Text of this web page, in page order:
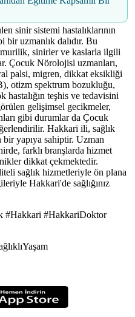
sinir sistemi hastalıklarının
bir uzmanlık dalıdır. Bu
sinirler ve kaslarla ilgili
Çocuk Nörolojisi uzmanları,
palsi, migren, dikkat eksikliği
otizm spektrum bozukluğu,
hastalığın teşhis ve tedavisini
gelişimsel gecikmeler,
gibi durumlar da Çocuk
Hakkari ili, sağlık
bir yapıya sahiptir. Uzman
farklı branşlarda hizmet
dikkat çekmektedir.
sağlık hizmetleriyle ön plana
Hakkari'de sağlığınız
#Hakkari #HakkariDoktor